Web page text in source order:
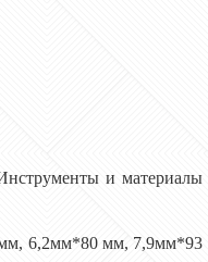
и материалы
мм, 7,9мм*93